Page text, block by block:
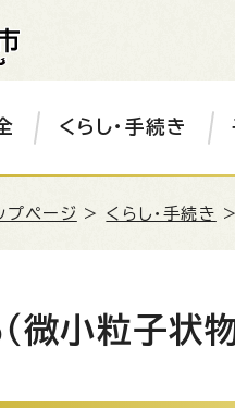
くらし・手続き
プページ > くらし・手続き
微小粒子状物